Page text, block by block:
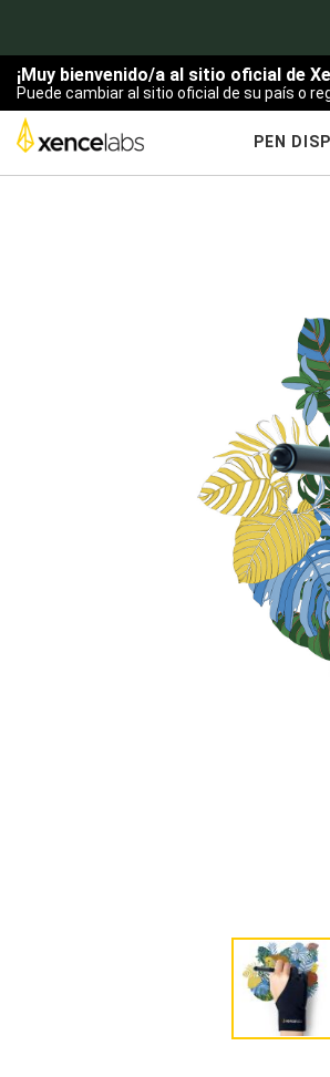
¡Muy bienvenido/a al sitio oficial de
Puede cambiar al sitio oficial de su país o
PEN